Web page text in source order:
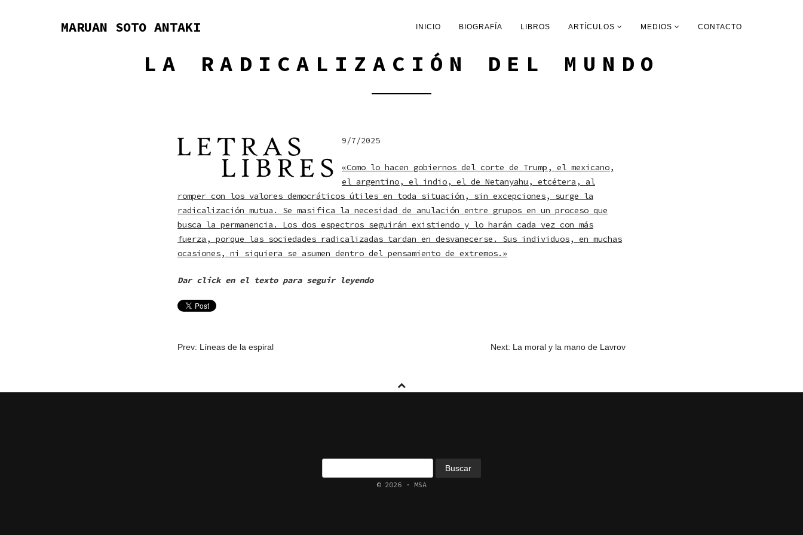
MARUAN SOTO ANTAKI INICIO BIOGRAFÍA LIBROS ARTÍCULOS MEDIOS CONTACTO
LA RADICALIZACIÓN DEL MUNDO
9/7/2025
«Como lo hacen gobiernos del corte de Trump, el mexicano,
el argentino, el indio, el de Netanyahu, etcétera, al
romper con los valores democráticos útiles en toda situación, sin excepciones, surge la
radicalización mutua. Se masifica la necesidad de anulación entre grupos en un proceso que
busca la permanencia. Los dos espectros seguirán existiendo y lo harán cada vez con más
fuerza, porque las sociedades radicalizadas tardan en desvanecerse. Sus individuos, en muchas
ocasiones, ni siquiera se asumen dentro del pensamiento de extremos.»
Dar click en el texto para seguir leyendo
NAVEGACIÓN
ENTRADAS
Prev: Líneas de la espiral Next: La moral y la mano de Lavrov
© 2026 · MSA